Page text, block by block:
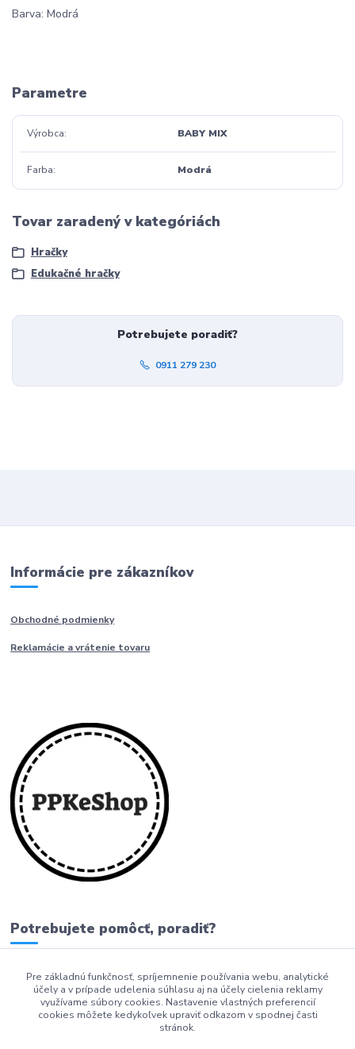
Barva: Modrá
Parametre
Výrobca BABY MIX
Farba Modrá
Tovar zaradený v kategóriách
Hračky
Edukačné hračky
Potrebujete poradiť?
0911 279 230
Informácie pre zákazníkov
Obchodné podmienky
Reklamácie a vrátenie tovaru
Potrebujete pomôcť, poradiť?
0911 279 230
info@ppkeshop.sk
Pre základnú funkčnosť, spríjemnenie používania webu, analytické
účely a v prípade udelenia súhlasu aj na účely cielenia reklamy
využívame súbory cookies. Nastavenie vlastných preferencií
cookies môžete kedykoľvek upraviť odkazom v spodnej časti
stránok.